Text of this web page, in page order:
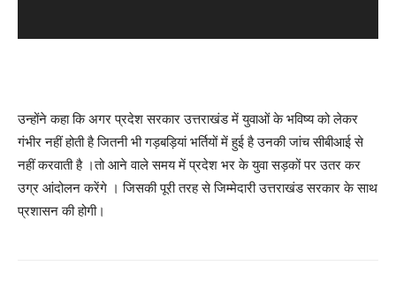
उन्होंने कहा कि अगर प्रदेश सरकार उत्तराखंड में युवाओं के भविष्य को लेकर
गंभीर नहीं होती है जितनी भी गड़बड़ियां भर्तियों में हुई है उनकी जांच सीबीआई से
नहीं करवाती है ।तो आने वाले समय में प्रदेश भर के युवा सड़कों पर उतर कर
उग्र आंदोलन करेंगे । जिसकी पूरी तरह से जिम्मेदारी उत्तराखंड सरकार के साथ
प्रशासन की होगी।